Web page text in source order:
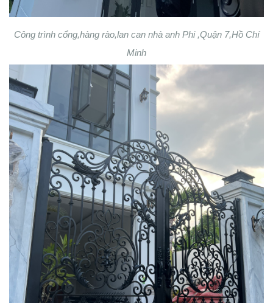
Công trình cổng,hàng rào,lan can nhà anh Phi ,Quận 7,Hồ Chí
Minh